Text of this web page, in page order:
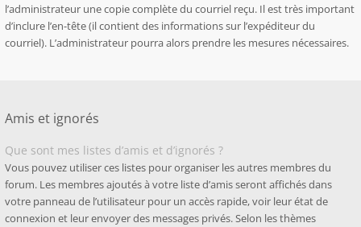
l’administrateur une copie complète du courriel reçu. Il est très important
d’inclure l’en-tête (il contient des informations sur l’expéditeur du
courriel). L’administrateur pourra alors prendre les mesures nécessaires.
Amis et ignorés
Que sont mes listes d’amis et d’ignorés ?
Vous pouvez utiliser ces listes pour organiser les autres membres du
forum. Les membres ajoutés à votre liste d’amis seront affichés dans
votre panneau de l’utilisateur pour un accès rapide, voir leur état de
connexion et leur envoyer des messages privés. Selon les thèmes